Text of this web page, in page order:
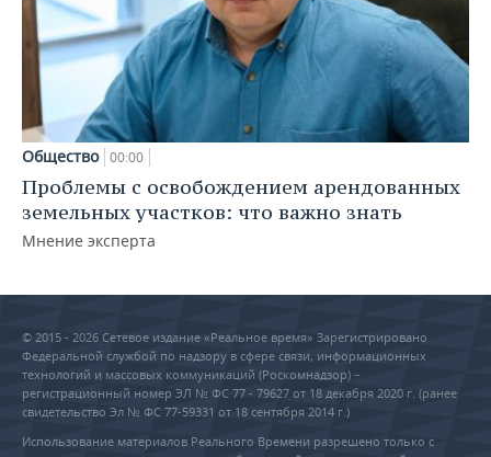
Общество 00:00
Проблемы с освобождением арендованных
земельных участков: что важно знать
Мнение эксперта
© 2015 - 2026 Сетевое издание «Реальное время» Зарегистрировано
Федеральной службой по надзору в сфере связи, информационных
технологий и массовых коммуникаций (Роскомнадзор) –
регистрационный номер ЭЛ № ФС 77 - 79627 от 18 декабря 2020 г. (ранее
свидетельство Эл № ФС 77-59331 от 18 сентября 2014 г.)
Использование материалов Реального Времени разрешено только с